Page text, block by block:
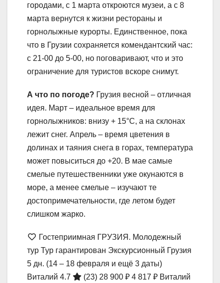
городами, с 1 марта откроются музеи, а с 8
марта вернутся к жизни рестораны и
горнолыжные курорты. Единственное, пока
что в Грузии сохраняется комендантский час:
с 21-00 до 5-00, но поговаривают, что и это
ограничение для туристов вскоре снимут.
А что по погоде? Грузия весной – отличная
идея. Март – идеальное время для
горнолыжников: внизу + 15°С, а на склонах
лежит снег. Апрель – время цветения в
долинах и таяния снега в горах, температура
может повыситься до +20. В мае самые
смелые путешественники уже окунаются в
море, а менее смелые – изучают те
достопримечательности, где летом будет
слишком жарко.
Гостеприимная ГРУЗИЯ. Молодежный
тур Тур гарантирован Экскурсионный Грузия
5 дн. (14 – 18 февраля и ещё 3 даты)
Виталий 4.7
(23) 28 900 ₽ 4 817 ₽ Виталий